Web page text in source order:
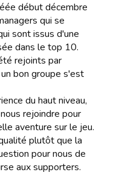
début décembre
qui se
sont issus d'une
dans le top 10.
rejoints par
bon groupe s'est
du haut niveau,
rejoindre pour
aventure sur le jeu.
plutôt que la
pour nous de
aux supporters.